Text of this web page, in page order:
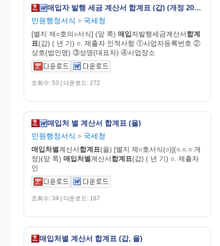
매입자 발행 세금 계산서 합계표 (갑) (개정 20070330)
민원행정서식 > 국세청
[별지 제○호의○서식] (앞 쪽) 매입자발행세금계산서합계
표(갑) ( 년 기) ○. 제출자 인적사항 ①사업자등록번호 ②
상호(법인명) ③성명(대표자) ④사업장소
조회수: 53 | 다운로드: 272
매입처 별 계산서 합계표 (을)
민원행정서식 > 국세청
매입처별계산서합계표(을) [별지 제○호서식(○)](○.○.○ 개
정)(앞 쪽) 매입처별계산서합계표(갑) ( 년 기) ○. 제출자
인
조회수: 34 | 다운로드: 167
매입처별 계산서 합계표 (갑, 을)